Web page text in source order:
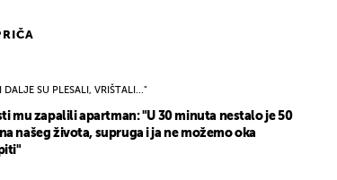
DALJE SU PLESALI, VRIŠTALI..."
mu zapalili apartman: "U 30 minuta nestalo je 50
našeg života, supruga i ja ne možemo oka